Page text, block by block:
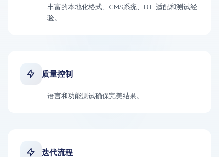
丰富的本地化格式、CMS系统、RTL适配和测试经
验。
质量控制
语言和功能测试确保完美结果。
迭代流程